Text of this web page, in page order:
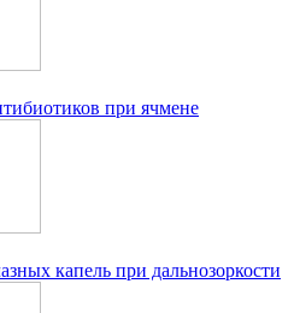
при ячмене
капель при дальнозоркости